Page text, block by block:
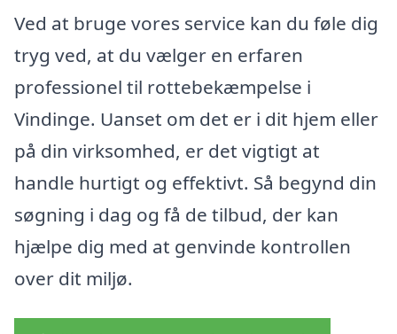
Ved at bruge vores service kan du føle dig
tryg ved, at du vælger en erfaren
professionel til rottebekæmpelse i
Vindinge. Uanset om det er i dit hjem eller
på din virksomhed, er det vigtigt at
handle hurtigt og effektivt. Så begynd din
søgning i dag og få de tilbud, der kan
hjælpe dig med at genvinde kontrollen
over dit miljø.